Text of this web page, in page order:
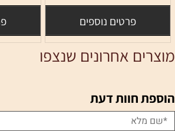
פרטים נוספים
מוצרים אחרונים שנצפו
הוספת חוות דעת